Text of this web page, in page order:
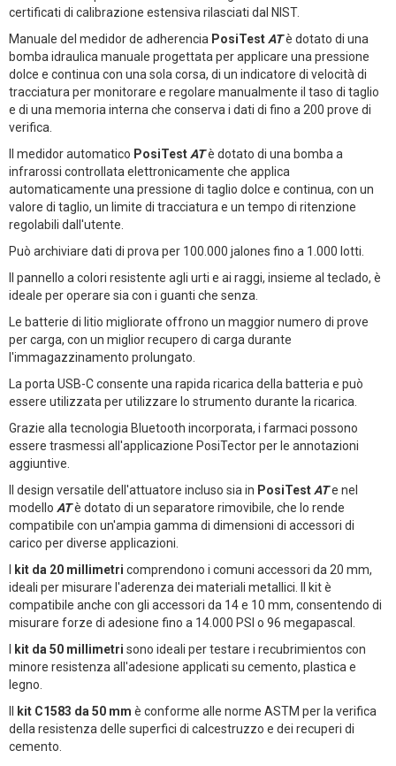
certificati di calibrazione estensiva rilasciati dal NIST.
Manuale del medidor de adherencia PosiTest ATè dotato di una
bomba idraulica manuale progettata per applicare una pressione
dolce e continua con una sola corsa, di un indicatore di velocità di
tracciatura per monitorare e regolare manualmente il taso di taglio
e di una memoria interna che conserva i dati di fino a 200 prove di
verifica.
Il medidor automatico PosiTest ATè dotato di una bomba a
infrarossi controllata elettronicamente che applica
automaticamente una pressione di taglio dolce e continua, con un
valore di taglio, un limite di tracciatura e un tempo di ritenzione
regolabili dall'utente.
Può archiviare dati di prova per 100.000 jalones fino a 1.000 lotti.
Il pannello a colori resistente agli urti e ai raggi, insieme al teclado, è
ideale per operare sia con i guanti che senza.
Le batterie di litio migliorate offrono un maggior numero di prove
per carga, con un miglior recupero di carga durante
l'immagazzinamento prolungato.
La porta USB-C consente una rapida ricarica della batteria e può
essere utilizzata per utilizzare lo strumento durante la ricarica.
Grazie alla tecnologia Bluetooth incorporata, i farmaci possono
essere trasmessi all'applicazione PosiTector per le annotazioni
aggiuntive.
Il design versatile dell'attuatore incluso sia in PosiTest ATe nel
modello ATè dotato di un separatore rimovibile, che lo rende
compatibile con un'ampia gamma di dimensioni di accessori di
carico per diverse applicazioni.
I kit da 20 millimetri comprendono i comuni accessori da 20 mm,
ideali per misurare l'aderenza dei materiali metallici. Il kit è
compatibile anche con gli accessori da 14 e 10 mm, consentendo di
misurare forze di adesione fino a 14.000 PSI o 96 megapascal.
I kit da 50 millimetri sono ideali per testare i recubrimientos con
minore resistenza all'adesione applicati su cemento, plastica e
legno.
Il kit C1583 da 50 mm è conforme alle norme ASTM per la verifica
della resistenza delle superfici di calcestruzzo e dei recuperi di
cemento.